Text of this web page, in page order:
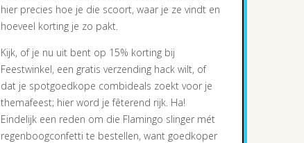
hier precies hoe je die scoort, waar je ze vindt en
hoeveel korting je zo pakt.
Kijk, of je nu uit bent op 15% korting bij
Feestwinkel, een gratis verzending hack wilt, of
dat je spotgoedkope combideals zoekt voor je
themafeest; hier word je fêterend rijk. Ha!
Eindelijk een reden om die Flamingo slinger mét
regenboogconfetti te bestellen, want goedkoper